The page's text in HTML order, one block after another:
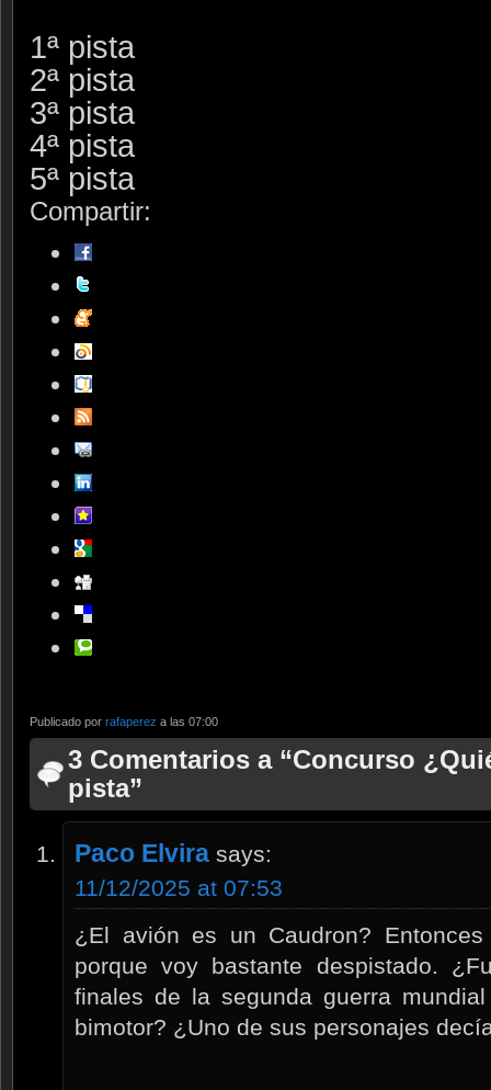
1ª pista
2ª pista
3ª pista
4ª pista
5ª pista
Compartir:
Publicado por rafaperez a las 07:00
3 Comentarios a “Concurso
pista”
Paco Elvira says:
11/12/2025 at 07:53
¿El avión es un Caudron?
porque voy bastante despistado.
finales de la segunda guerra
bimotor? ¿Uno de sus personajes